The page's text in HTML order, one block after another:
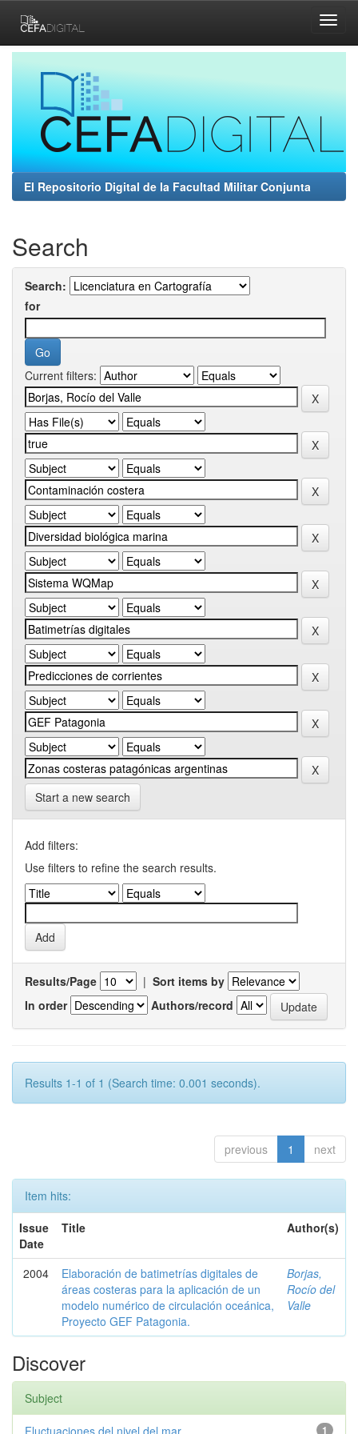
navigation
El Repositorio Digital de la Facultad Militar Conjunta
Search
Search:
for
Current filters:
Start a new search
Add filters:
Use filters to refine the search results.
Results/Page | Sort items by
In order
Authors/record
Results 1-1 of 1 (Search time: 0.001 seconds).
previous 1 next
Item hits:
Issue
Date
Title Author(s)
2004
Elaboración de batimetrías digitales de
áreas costeras para la aplicación de un
modelo numérico de circulación oceánica,
Proyecto GEF Patagonia.
Borjas,
Rocío del
Valle
Discover
Subject
1
Fluctuaciones del nivel del mar